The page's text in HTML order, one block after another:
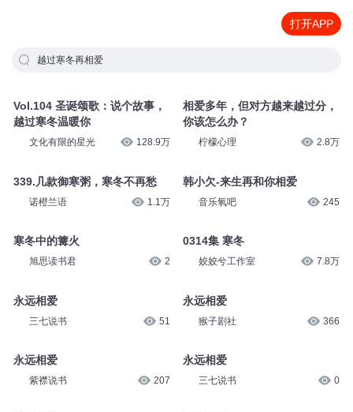
打开APP
越过寒冬再相爱
Vol.104 圣诞颂歌：说个故事，
越过寒冬温暖你
文化有限的星光 128.9万
339.几款御寒粥，寒冬不再愁
诺橙兰语 1.1万
寒冬中的篝火
旭思读书君 2
永远相爱
三七说书 51
永远相爱
紫襟说书 207
相爱多年，但对方越来越过分，
你该怎么办？
柠檬心理 2.8万
韩小欠-来生再和你相爱
音乐氧吧 245
0314集 寒冬
姣姣兮工作室 7.8万
永远相爱
猴子剧社 366
永远相爱
三七说书 0